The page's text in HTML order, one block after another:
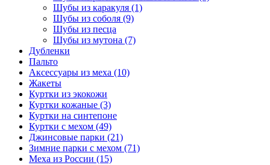
Шубы из каракуля (1)
Шубы из соболя (9)
Шубы из песца
Шубы из мутона (7)
Дубленки
Пальто
Аксессуары из меха (10)
Жакеты
Куртки из экокожи
Куртки кожаные (3)
Куртки на синтепоне
Куртки с мехом (49)
Джинсовые парки (21)
Зимние парки с мехом (71)
Меха из России (15)